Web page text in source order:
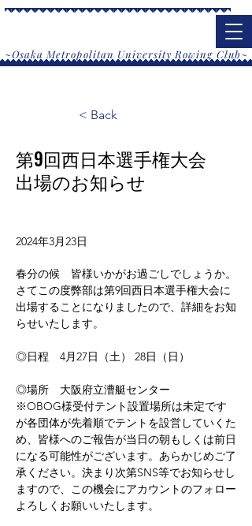
​~Osaka Metropolitan University Rowing Club~
< Back
第9回西日本選手権大会
出場のお知らせ
2024年3月23日
春分の候　皆様いかがお過ごしでしょうか。
さてこの度弊部は第9回西日本選手権大会に
出場することになりましたので、詳細をお知
らせいたします。
◎日程 4月27日（土） 28日（日）
◎場所　大阪府立漕艇センター
※OBOG様受付テント設置場所は未定です
が各団体が先着順でテントを設営していくた
め、皆様へのご報告が当日の朝もしくは前日
になる可能性がございます。あらかじめご了
承ください。決まり次第SNS等でお知らせし
ますので、この機会にアカウントのフォロー
よろしくお願いいたします。